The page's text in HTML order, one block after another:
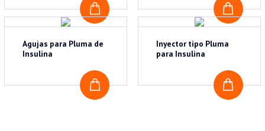
COTIZAR
COTIZAR
Agujas para Pluma de
Insulina
Inyector tipo Pluma
para Insulina